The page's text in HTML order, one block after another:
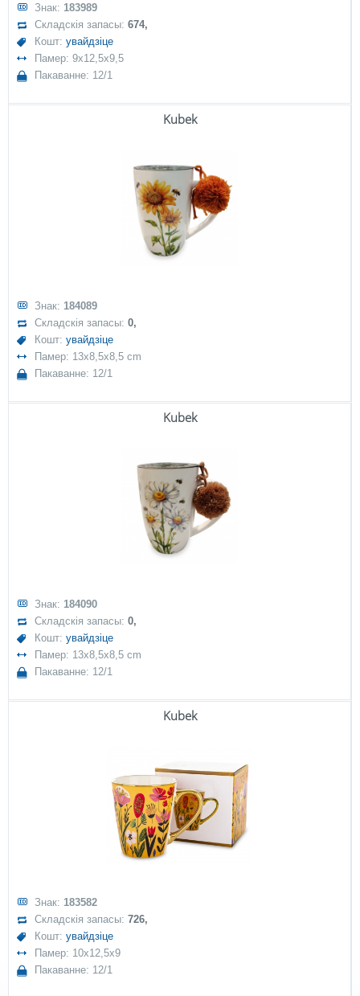
Знак: 183989
Складскія запасы:674,
Кошт:увайдзіце
Памер: 9x12,5x9,5
Пакаванне: 12/1
Kubek
Знак: 184089
Складскія запасы:0,
Кошт:увайдзіце
Памер: 13x8,5x8,5 cm
Пакаванне: 12/1
Kubek
Знак: 184090
Складскія запасы:0,
Кошт:увайдзіце
Памер: 13x8,5x8,5 cm
Пакаванне: 12/1
Kubek
Знак: 183582
Складскія запасы:726,
Кошт:увайдзіце
Памер: 10x12,5x9
Пакаванне: 12/1